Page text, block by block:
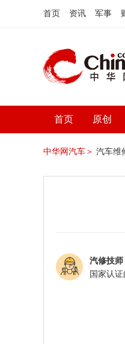
首页 资讯 军事
首页 原创
中华网汽车＞ 汽车维
汽修技师